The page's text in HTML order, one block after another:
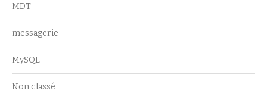
MDT
messagerie
MySQL
Non classé